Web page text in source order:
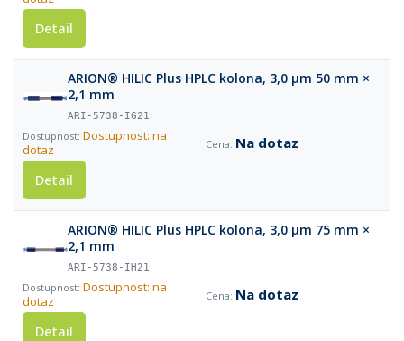
Detail
ARION® HILIC Plus HPLC kolona, 3,0 µm 50 mm ×
2,1 mm
ARI-5738-IG21
Dostupnost: na
dotaz
Na dotaz
Detail
ARION® HILIC Plus HPLC kolona, 3,0 µm 75 mm ×
2,1 mm
ARI-5738-IH21
Dostupnost: na
dotaz
Na dotaz
Detail